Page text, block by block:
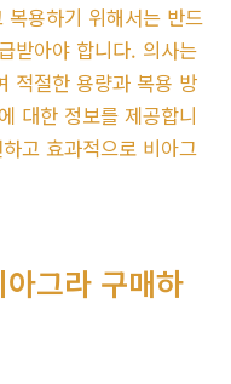
복용하기 위해서는 반드
받아야 합니다. 의사는
적절한 용량과 복용 방
대한 정보를 제공합니
고 효과적으로 비아그
그라 구매하